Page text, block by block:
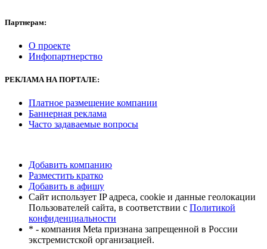
Партнерам:
О проекте
Инфопартнерство
РЕКЛАМАНА ПОРТАЛЕ:
Платное размещение компании
Баннерная реклама
Часто задаваемые вопросы
Добавить компанию
Разместить кратко
Добавить в афишу
Сайт использует IP адреса, cookie и данные геолокации
Пользователей сайта, в соответствии с Политикой
конфиденциальности
* - компания Meta признана запрещенной в России
экстремистской организацией.